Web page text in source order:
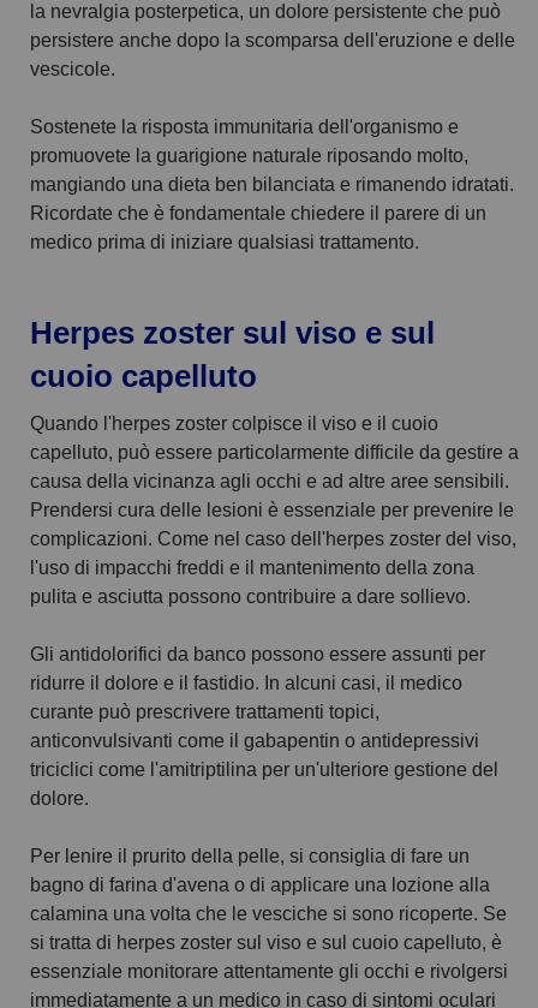
la nevralgia posterpetica, un dolore persistente che può
persistere anche dopo la scomparsa dell'eruzione e delle
vescicole.
Sostenete la risposta immunitaria dell'organismo e
promuovete la guarigione naturale riposando molto,
mangiando una dieta ben bilanciata e rimanendo idratati.
Ricordate che è fondamentale chiedere il parere di un
medico prima di iniziare qualsiasi trattamento.
Herpes zoster sul viso e sul
cuoio capelluto
Quando l'herpes zoster colpisce il viso e il cuoio
capelluto, può essere particolarmente difficile da gestire a
causa della vicinanza agli occhi e ad altre aree sensibili.
Prendersi cura delle lesioni è essenziale per prevenire le
complicazioni. Come nel caso dell'herpes zoster del viso,
l'uso di impacchi freddi e il mantenimento della zona
pulita e asciutta possono contribuire a dare sollievo.
Gli antidolorifici da banco possono essere assunti per
ridurre il dolore e il fastidio. In alcuni casi, il medico
curante può prescrivere trattamenti topici,
anticonvulsivanti come il gabapentin o antidepressivi
triciclici come l'amitriptilina per un'ulteriore gestione del
dolore.
Per lenire il prurito della pelle, si consiglia di fare un
bagno di farina d'avena o di applicare una lozione alla
calamina una volta che le vesciche si sono ricoperte. Se
si tratta di herpes zoster sul viso e sul cuoio capelluto, è
essenziale monitorare attentamente gli occhi e rivolgersi
immediatamente a un medico in caso di sintomi oculari